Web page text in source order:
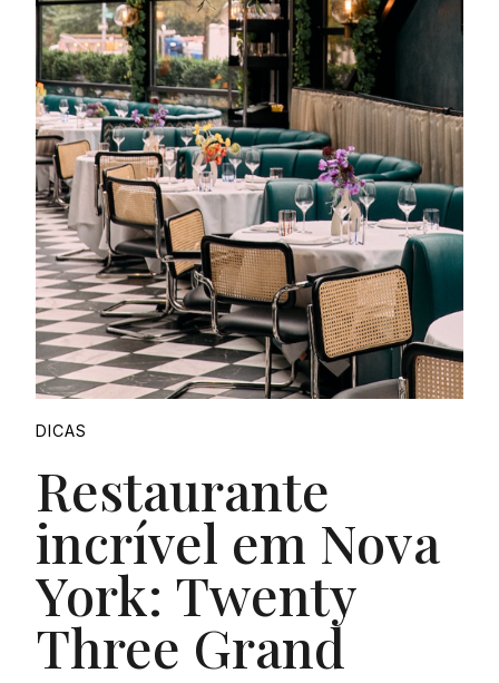
DICAS
Restaurante
incrível em Nova
York: Twenty
Three Grand